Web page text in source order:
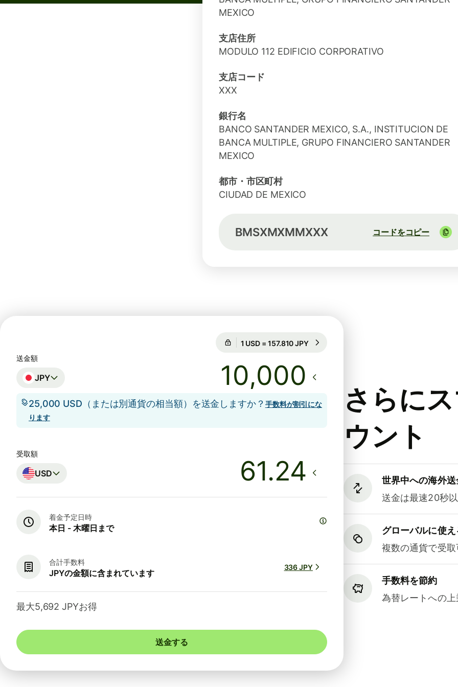
MEXICO
支店住所
MODULO 112 EDIFICIO CORPORATIVO
支店コード
XXX
銀行名
BANCO SANTANDER MEXICO, S.A., INSTITUCION DE
BANCA MULTIPLE, GRUPO FINANCIERO SANTANDER
MEXICO
都市・市区町村
CIUDAD DE MEXICO
BMSXMXMMXXX コードをコピー
さらに
ウント
世界中への海外送
送金は最速20秒
グローバルに使
複数の通貨で受
手数料を節約
為替レートへの
24時間のレート保証
送金額
JPY
25,000 USD（または別通貨の相当額）を送金しますか？ 手数料が割引にな
ります
受取額
USD
着金予定日時
本日 - 木曜日まで
合計手数料
JPYの金額に含まれています
336 JPY
最大5,692 JPYお得
送金する